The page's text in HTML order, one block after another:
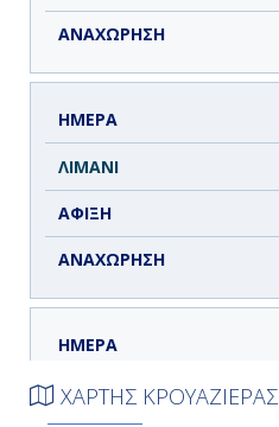
ΧΑΡΤΗΣ ΚΡΟΥΑΖΙΕΡΑΣ